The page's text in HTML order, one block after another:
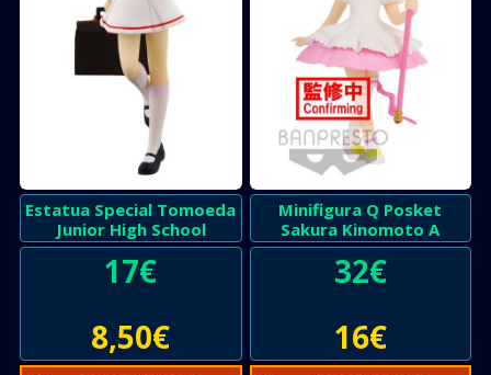
Estatua Special Tomoeda
Junior High School
17€
8,50€
Minifigura Q Posket
Sakura Kinomoto A
32€
16€